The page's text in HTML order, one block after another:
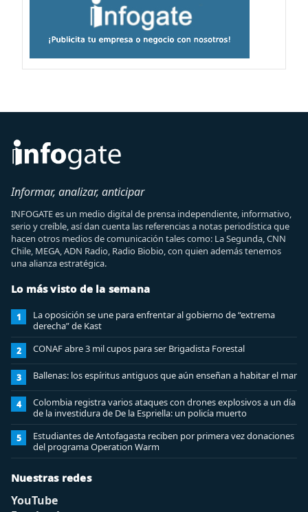
Informar, analizar, anticipar
INFOGATE es un medio digital de prensa independiente, informativo,
serio y creíble, así dan cuenta las referencias a notas periodística que
hacen otros medios de comunicación tales como: La Segunda, CNN
Chile, MEGA, ADN Radio, Radio Biobio, con quien además tenemos
una alianza estratégica.
Lo más visto de la semana
1
La oposición se une para enfrentar al gobierno de “extrema
derecha” de Kast
2 CONAF abre 3 mil cupos para ser Brigadista Forestal
3 Ballenas: los espíritus antiguos que aún enseñan a habitar el mar
4
Colombia registra varios ataques con drones explosivos a un día
de la investidura de De la Espriella: un policía muerto
5
Estudiantes de Antofagasta reciben por primera vez donaciones
del programa Operation Warm
Nuestras redes
YouTube